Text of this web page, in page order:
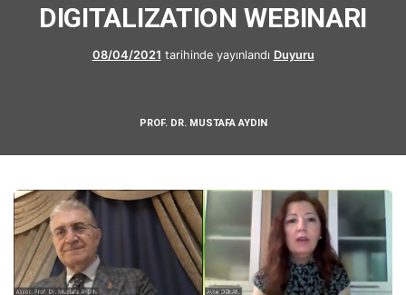
DIGITALIZATION WEBINARI
08/04/2021 tarihinde yayınlandı Duyuru
PROF. DR. MUSTAFA AYDIN